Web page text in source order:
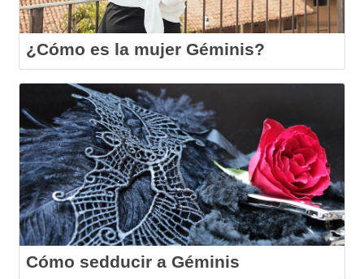
¿Cómo es la mujer Géminis?
Cómo sedducir a Géminis